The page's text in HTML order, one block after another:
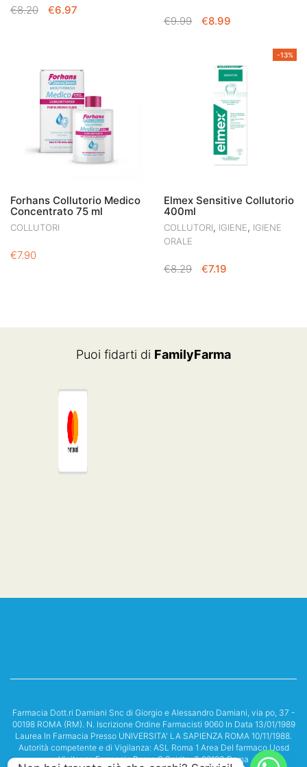
€8.20
IL
€8.20.
€6.97
€6.97.
€9.99
IL
ERA:
€9.99.
€8.99
ATTUALE
È:
€8.99.
Forhans Collutorio Medico
Concentrato 75 ml
COLLUTORI
€7.90
-13%
Elmex Sensitive Collutorio
400ml
COLLUTORI, IGIENE, IGIENE
ORALE
€8.29
IL
€8.29.
€7.19
€7.19.
Puoi fidarti di FamilyFarma
Farmacia Dott.ri Damiani Snc di Giorgio e Alessandro Damiani, via po, 37 -
00198 ROMA (RM). N. Iscrizione Ordine Farmacisti 9060 In Data 13/01/1989
Laurea In Farmacia Presso UNIVERSITA' LA SAPIENZA ROMA 10/11/1988.
Autorità competente e di Vigilanza: ASL Roma 1 Area Del farmaco Uosd
Vigilanza Farmacie Borgo S.Spirito, 3 00193 Roma